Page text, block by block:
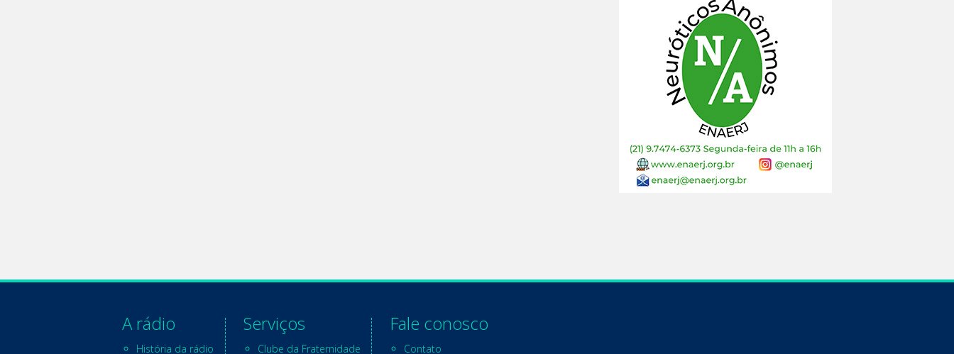
A rádio
História da rádio
Serviços
Clube da Fraternidade
Fale conosco
Contato